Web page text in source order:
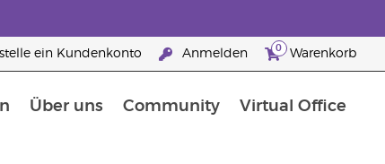
ein Kundenkonto Anmelden 0 Warenkorb
Über uns Community Virtual Office